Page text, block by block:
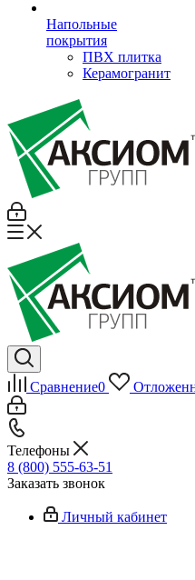
Напольные
покрытия
ПВХ плитка
Керамогранит
Сравнение0
Телефоны
8 (800) 555-63-51
Заказать звонок
Личный кабинет